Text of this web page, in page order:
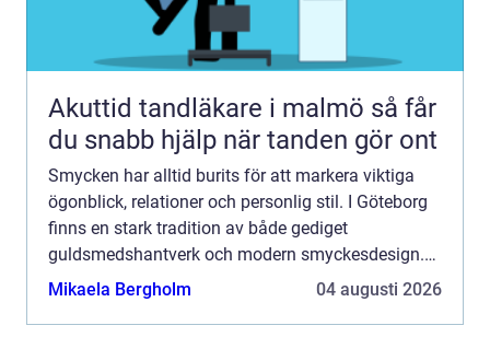
Akuttid tandläkare i malmö så får
du snabb hjälp när tanden gör ont
Smycken har alltid burits för att markera viktiga
ögonblick, relationer och personlig stil. I Göteborg
finns en stark tradition av både gediget
guldsmedshantverk och modern smyckesdesign.
Här möts klassiska tekniker och nya uttryck i små
Mikaela Bergholm 04 augusti 2026